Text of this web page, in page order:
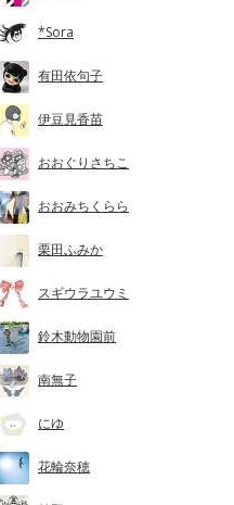
*Sora
有田依句子
伊豆見香苗
おおぐりさちこ
おおみちくらら
栗田ふみか
スギウラユウミ
鈴木動物園前
南無子
にゆ
花輪奈穂